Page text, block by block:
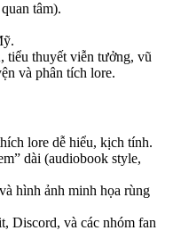
tâm).
tiểu thuyết viễn tưởng, vũ
và phân tích lore.
lore dễ hiểu, kịch tính.
dài (audiobook style,
hình ảnh minh họa rùng
Discord, và các nhóm fan